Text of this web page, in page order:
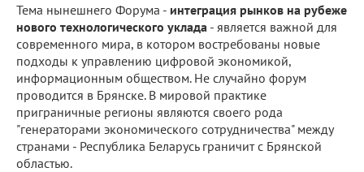
Тема нынешнего Форума - интеграция рынков на рубеже
нового технологического уклада - является важной для
современного мира, в котором востребованы новые
подходы к управлению цифровой экономикой,
информационным обществом. Не случайно форум
проводится в Брянске. В мировой практике
приграничные регионы являются своего рода
"генераторами экономического сотрудничества" между
странами - Республика Беларусь граничит с Брянской
областью.